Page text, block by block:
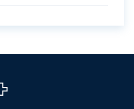
company/swiss-national-
@swissnationalbank